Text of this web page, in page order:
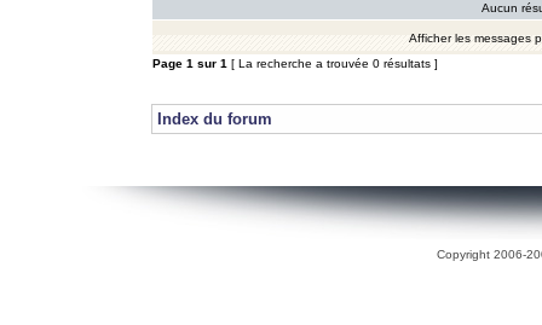
Aucun
Afficher les messages
Page 1 sur 1 [ La recherche a trouvée 0 résultats ]
Index du forum
Copyright 2006-